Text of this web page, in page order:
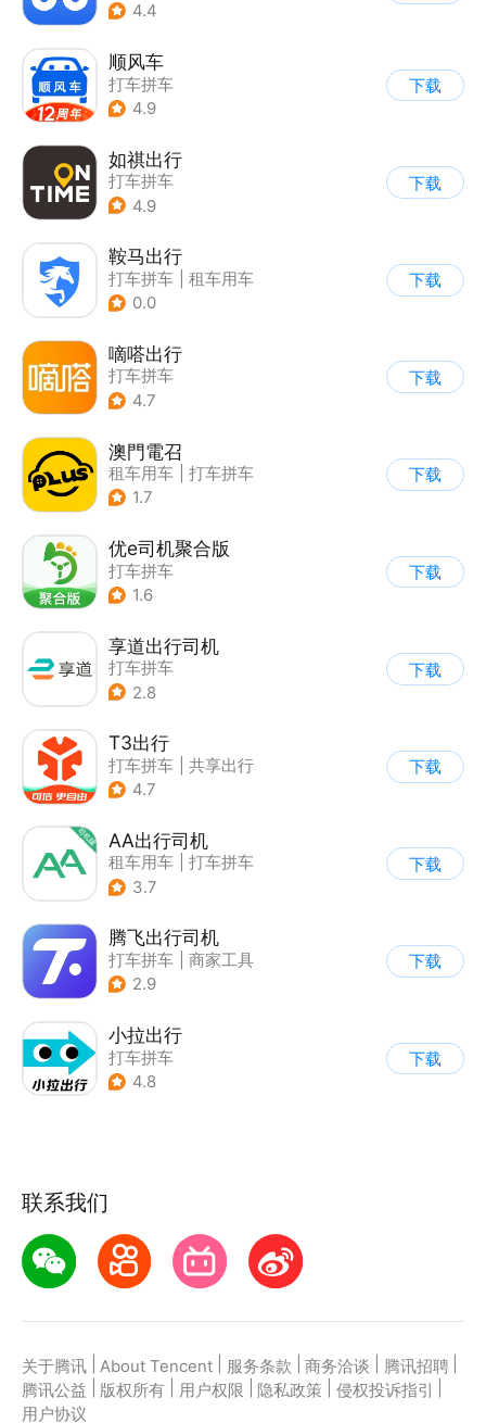
4.4
顺风车
打车拼车
4.9
下载
如祺出行
打车拼车
4.9
下载
鞍马出行
打车拼车
租车用车
0.0
下载
嘀嗒出行
打车拼车
4.7
下载
澳門電召
租车用车
打车拼车
| 地图导航
1.7
下载
优e司机聚合版
打车拼车
1.6
下载
享道出行司机
打车拼车
2.8
下载
T3出行
打车拼车
共享出行
4.7
下载
AA出行司机
租车用车
打车拼车
3.7
下载
腾飞出行司机
打车拼车
商家工具
2.9
下载
小拉出行
打车拼车
4.8
下载
联系我们
关于腾讯 About Tencent 服务条款 商务洽谈 腾讯招聘
腾讯公益
版权所有 用户权限 隐私政策 侵权投诉指引
用户协议